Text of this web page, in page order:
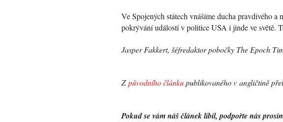
Ve Spojených státech vnášíme ducha pravdivého
pokrývání událostí v politice USA i jinde ve světě.
Jasper Fakkert, šéfredaktor pobočky The Epoch
Způvodního článkupublikovaného v angličtině
Pokud se vám náš článek líbil, podpořte nás